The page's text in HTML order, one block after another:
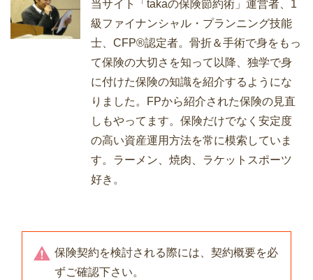
当サイト「takaの保険節約術」運営者、1
級ファイナンシャル・プランニング技能
士、CFP®認定者。骨折＆手術で身をもっ
て保険の大切さを知って以降、独学で身
に付けた保険の知識を紹介するようにな
りました。FPから紹介された保険の見直
しもやってます。保険だけでなく安定度
の高い資産運用方法を常に模索していま
す。ラーメン、焼肉、ラケットスポーツ
好き。
保険契約を検討される際には、契約概要を必
ずご確認下さい。